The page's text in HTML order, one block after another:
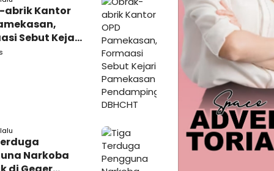
abrik Kantor
Sebut Kejari
Narkoba